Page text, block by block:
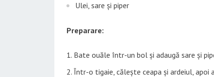
Ulei, sare și piper
Preparare:
Bate ouăle într-un bol și adaugă sare și
Într-o tigaie, călește ceapa și ardeiul, apoi